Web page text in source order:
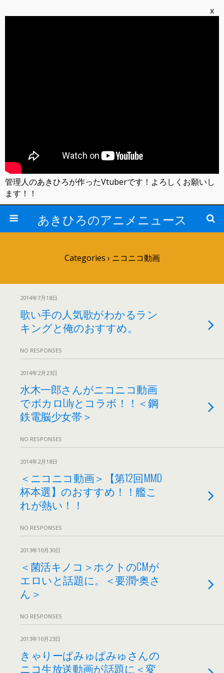
あきひろのアニメニュース
Categories › ニコニコ動画
2014年7月18日
歌い手の人気歌がわかるラン
キングと俺のおすすめ。
NO RESPONSES
2014年2月23日
水木一郎さんがニコニコ動画
でボカロLilyとコラボ！！＜鋼
鉄電脳少女帯＞
NO RESPONSES
2014年2月18日
＜ニコニコ動画＞【第12回MMD
杯本選】のおすすめ！！艦こ
れが熱い！！
NO RESPONSES
2013年10月30日
＜菌活キノコ＞ホクトのCMが
エロいと話題に。＜要潤×奥さ
ん＞
NO RESPONSES
2013年10月23日
きゃりーぱみゅぱみゅさんの
ニコ生放送動画が話題に＜変
x
管理人のあきひろが作ったVtuberです！よろしくお願いし
ます！！